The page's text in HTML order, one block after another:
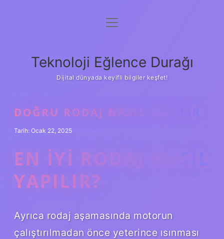
Anasayfa
Yasal Uyarı
menüyü
Teknoloji Eğlence Durağı
Dijital dünyada keyifli bilgiler keşfet!
DOĞRU RODAJ NASIL YAPILIR
Tarih: Ocak 22, 2025
EN IYI RODAJ NASIL
YAPILIR?
Ayrıca rodaj aşamasında motorun
çalıştırılmadan önce yeterince ısınması